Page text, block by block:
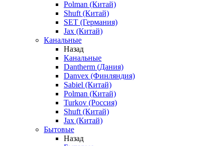
Polman (Китай)
Shuft (Китай)
SET (Германия)
Jax (Китай)
Канальные
Назад
Канальные
Dantherm (Дания)
Danvex (Финляндия)
Sabiel (Китай)
Polman (Китай)
Turkov (Россия)
Shuft (Китай)
Jax (Китай)
Бытовые
Назад